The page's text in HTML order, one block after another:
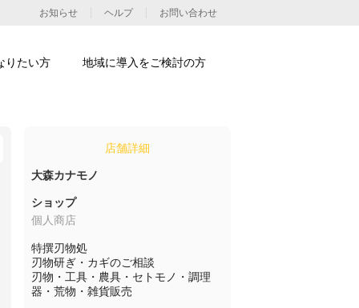
店舗詳細
大森カナモノ
ショップ
個人商店
特撰刃物処
刃物研ぎ・カギのご相談
刃物・工具・農具・セトモノ・調理
器・荒物・雑貨販売
お知らせ ヘルプ お問い合わせ
りたい方 地域に導入をご検討の方